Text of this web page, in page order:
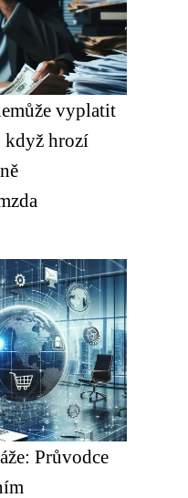
vyplatit
když hrozí
Průvodce